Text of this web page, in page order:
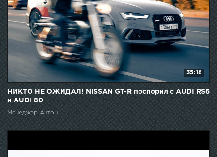
35:18
НИКТО НЕ ОЖИДАЛ! NISSAN GT-R поспорил с AUDI RS6
и AUDI 80
Менеджер Антон